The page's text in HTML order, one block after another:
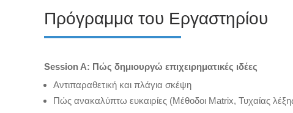
Πρόγραμμα του Εργαστηρίου
Session A: Πώς δημιουργώ επιχειρηματικές ιδέες
Αντιπαραθετική και πλάγια σκέψη
Πώς ανακαλύπτω ευκαιρίες (Μέθοδοι Matrix, Τυχαίας